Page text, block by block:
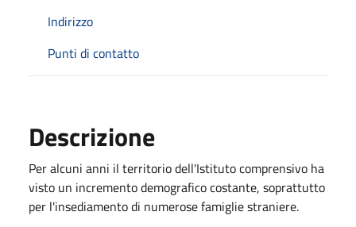
Indirizzo
Punti di contatto
Descrizione
Per alcuni anni il territorio dell'Istituto comprensivo ha
visto un incremento demografico costante, soprattutto
per l'insediamento di numerose famiglie straniere.